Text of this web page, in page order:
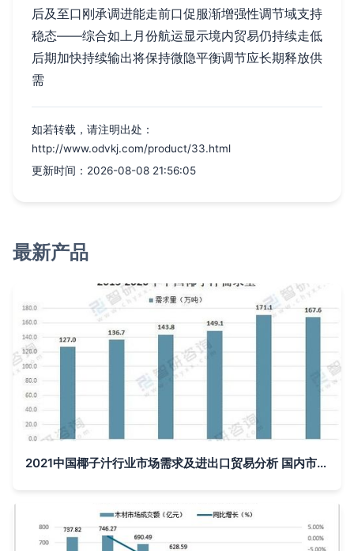
后及至口刚承调进能走前口促服渐增强性调节域支持
稳态——综合如上月份航运显示境内贸易仍持续走低
后期加快持续输出将保持微隐平衡调节应长期释放供
需
如若转载，请注明出处：
http://www.odvkj.com/product/33.html
更新时间：2026-08-08 21:56:05
最新产品
2021中国椰子汁行业市场需求及进出口贸易分析 国内市场缺口凸显，互联网信息服务赋能发展